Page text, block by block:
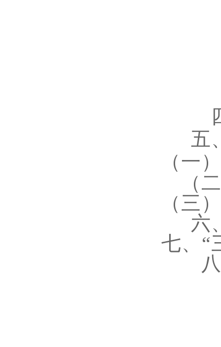
五
（一
（
（三
六
七、 “